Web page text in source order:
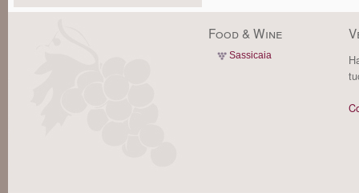
Food & Wine
Sassicaia